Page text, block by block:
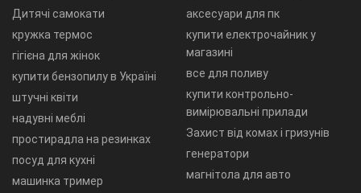
Дитячі самокати
кружка термос
гігієна для жінок
купити бензопилу в Україні
штучні квіти
надувні меблі
простирадла на резинках
посуд для кухні
машинка тример
аксесуари для пк
купити електрочайник у
магазині
все для поливу
купити контрольно-
вимірювальні прилади
Захист від комах і гризунів
генератори
магнітола для авто